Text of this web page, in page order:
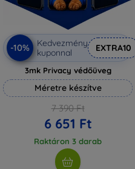
-10%
Kedvezmény
kuponnal
EXTRA10
3mk Privacy védőüveg
Méretre készítve
7 390 Ft
6 651 Ft
Raktáron 3 darab